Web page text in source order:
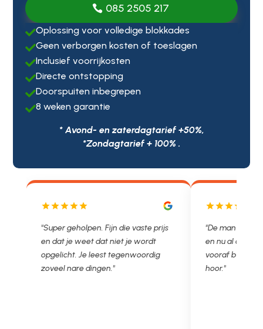
085 2505 217
Oplossing voor volledige blokkades
Geen verborgen kosten of toeslagen
Inclusief voorrijkosten
Directe ontstopping
Doorspuiten inbegrepen
8 weken garantie
* Avond- en zaterdagtarief +50%,
*Zondagtarief + 100% .
"De man rijden net weg. 11.00 gebeld
en nu al opgelost voor een vast en
vooraf besproken tarief. Lekker
hoor."
"Wat een fijn
met een
je niet zo goed
Ontstoppen.nl